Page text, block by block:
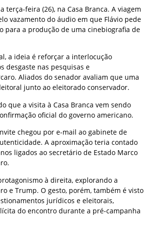
feira (26), na Casa Branca. A viagem
vazamento do áudio em que Flávio pede
para a produção de uma cinebiografia de
a ideia é reforçar a interlocução
desgaste nas pesquisas e
Aliados do senador avaliam que uma
junto ao eleitorado conservador.
que a visita à Casa Branca vem sendo
oficial do governo americano.
chegou por e-mail ao gabinete de
A aproximação teria contado
ligados ao secretário de Estado Marco
à direita, explorando a
e Trump. O gesto, porém, também é visto
jurídicos e eleitorais,
do encontro durante a pré-campanha